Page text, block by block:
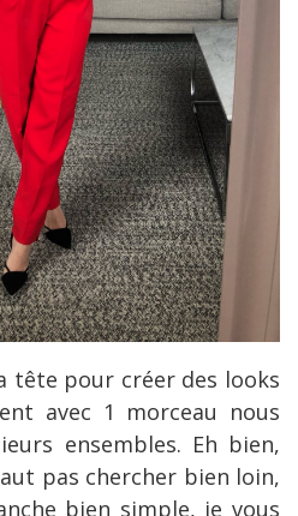
tête pour créer des looks
avec 1 morceau nous
ensembles. Eh bien,
pas chercher bien loin,
bien simple, je vous